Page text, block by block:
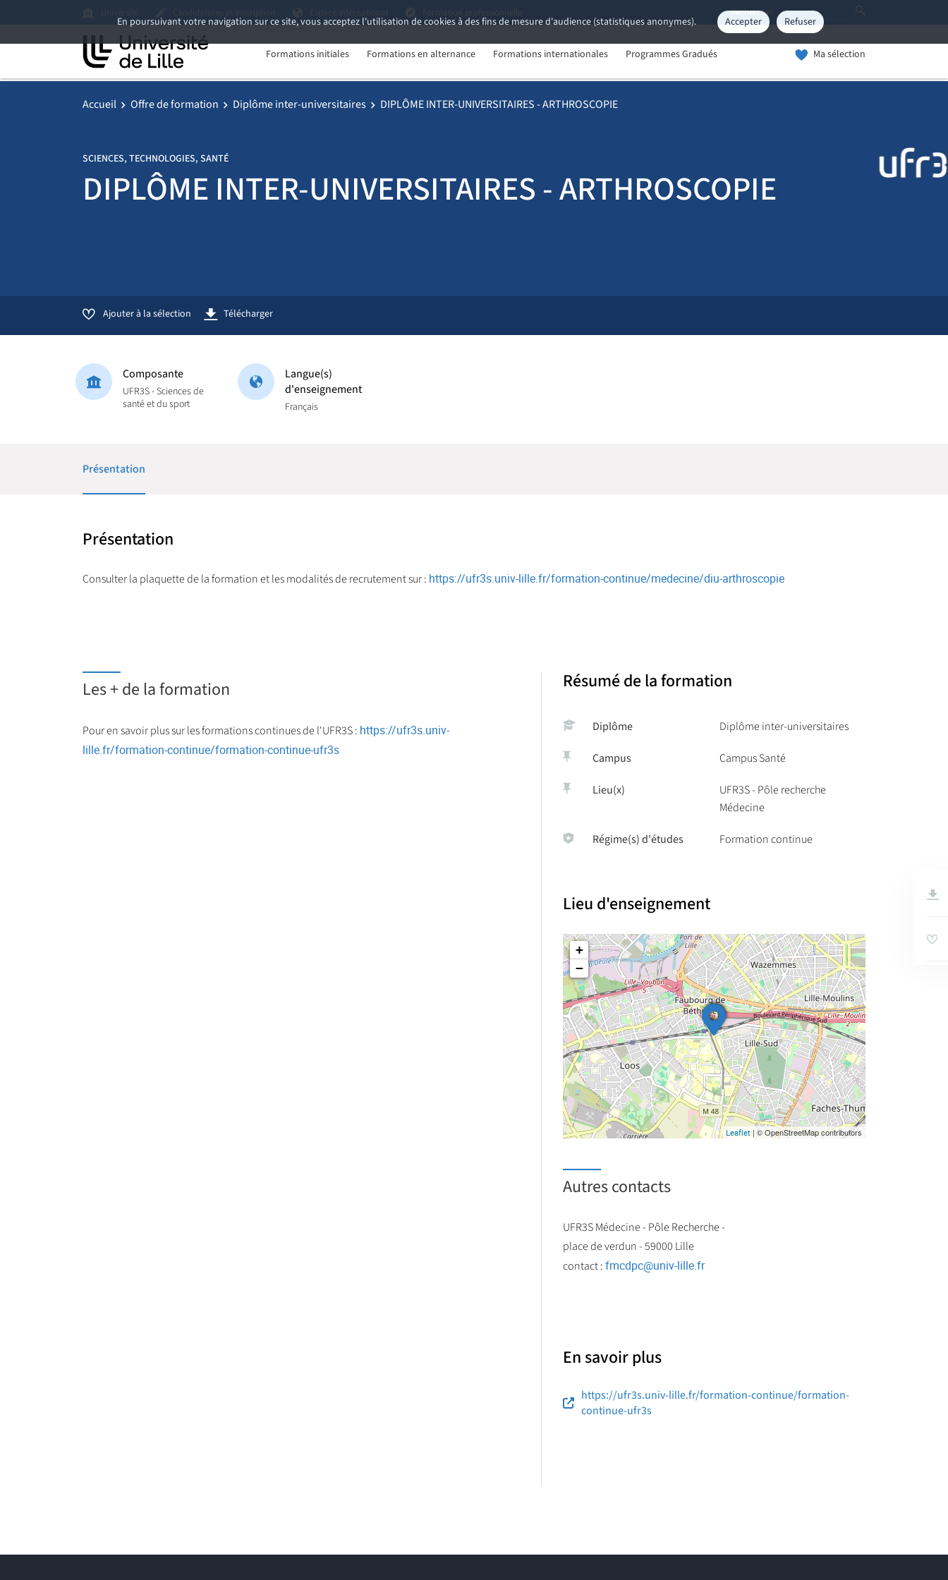
En poursuivant votre navigation sur ce site, vous acceptez l'utilisation de cookies à des fins de mesure d'audience (statistiques anonymes). Accepter Refuser
Formations initiales Formations en alternance Formations internationales Programmes Gradués Ma sélection
Accueil Offre de formation Diplôme inter-universitaires DIPLÔME INTER-UNIVERSITAIRES - ARTHROSCOPIE
SCIENCES, TECHNOLOGIES, SANTÉ
DIPLÔME INTER-UNIVERSITAIRES - ARTHROSCOPIE
Ajouter à la sélection Télécharger
Composante
UFR3S - Sciences de
santé et du sport
Langue(s)
d'enseignement
Français
Présentation
Présentation
Consulter la plaquette de la formation et les modalités de recrutement sur : https://ufr3s.univ-lille.fr/formation-continue/medecine/diu-arthroscopie
Les + de la formation
Pour en savoir plus sur les formations continues de l'UFR3S : https://ufr3s.univ-
lille.fr/formation-continue/formation-continue-ufr3s
Résumé de la formation
Diplôme Diplôme inter-universitaires
Campus Campus Santé
Lieu(x)
UFR3S - Pôle recherche
Médecine
Régime(s) d'études Formation continue
Lieu d'enseignement
+
−
Leaflet | © OpenStreetMap contributors
Autres contacts
UFR3S Médecine - Pôle Recherche -
place de verdun - 59000 Lille
contact :fmcdpc@univ-lille.fr
En savoir plus
https://ufr3s.univ-lille.fr/formation-continue/formation-
continue-ufr3s